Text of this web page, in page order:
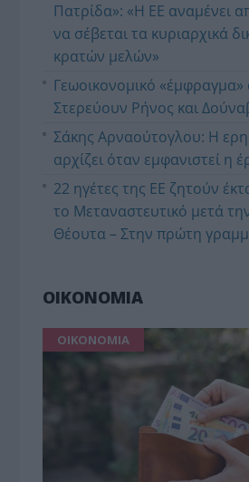
Πατρίδα»: «Η ΕΕ αναμένει
να σέβεται τα κυριαρχικά
κρατών μελών»
Γεωοικονομικό
Στερεύουν Ρήνος και
Σάκης Αρναούτογλου: Η
αρχίζει όταν εμφανιστεί η
22 ηγέτες της ΕΕ ζητούν
το Μεταναστευτικό μετά
Θέουτα – Στην πρώτη
ΟΙΚΟΝΟΜΙΑ
ΟΙΚΟΝΟΜΙΑ